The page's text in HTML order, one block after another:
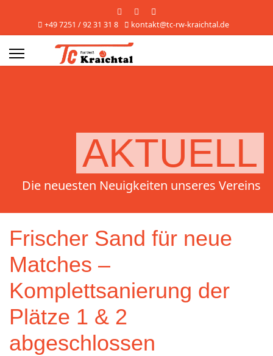
+49 7251 / 92 31 31 8 kontakt@tc-rw-kraichtal.de
AKTUELL
Die neuesten Neuigkeiten unseres Vereins
Frischer Sand für neue
Matches –
Komplettsanierung der
Plätze 1 & 2
abgeschlossen